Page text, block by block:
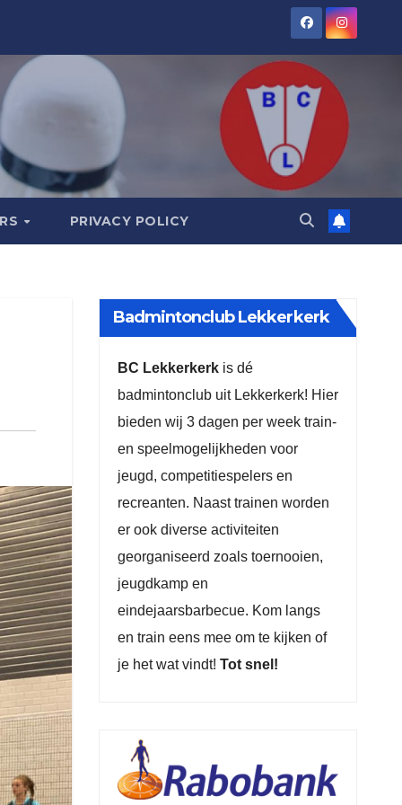
PRIVACY POLICY
Badmintonclub Lekkerkerk
BC Lekkerkerkis dé
badmintonclub uit Lekkerkerk! Hier
bieden wij 3 dagen per week train-
en speelmogelijkheden voor
jeugd, competitiespelers en
recreanten. Naast trainen worden
er ook diverse activiteiten
georganiseerd zoals toernooien,
jeugdkamp en
eindejaarsbarbecue. Kom langs
en train eens mee om te kijken of
je het wat vindt! Tot snel!